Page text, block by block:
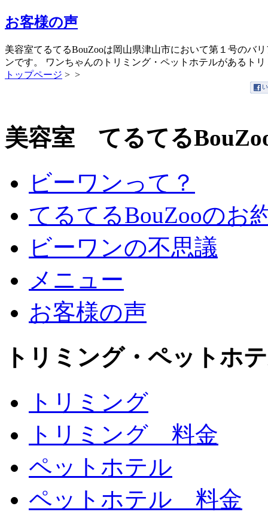
お客様の声
美容室てるてるBouZooは岡山県津山市において第１号のバ
ンです。 ワンちゃんのトリミング・ペットホテルがあるト
トップページ > >
美容室 てるてる
ビーワンって？
てるてるBouZooのお
ビーワンの不思議
メニュー
お客様の声
トリミング・ペットホ
トリミング
トリミング 料金
ペットホテル
ペットホテル 料金